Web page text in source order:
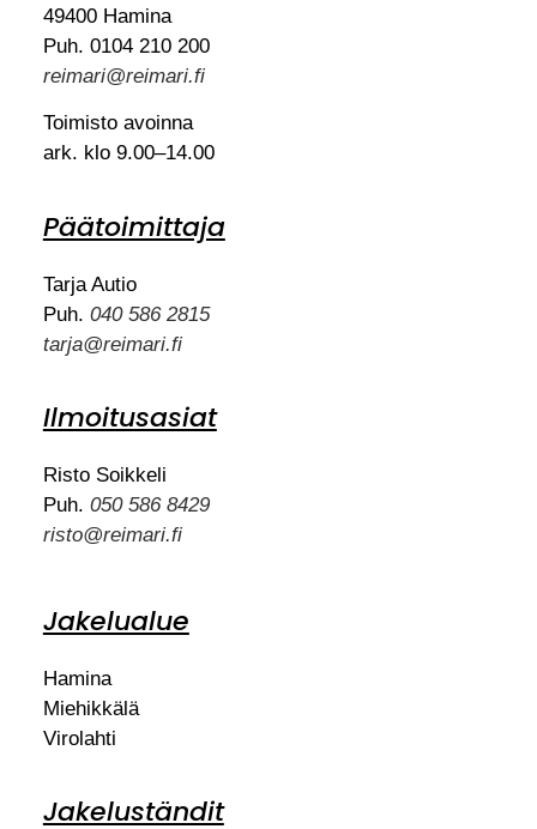
49400 Hamina
Puh. 0104 210 200
reimari@reimari.fi
Toimisto avoinna
ark. klo 9.00–14.00
Päätoimittaja
Tarja Autio
Puh. 040 586 2815
tarja@reimari.fi
Ilmoitusasiat
Risto Soikkeli
Puh. 050 586 8429
risto@reimari.fi
Jakelualue
Hamina
Miehikkälä
Virolahti
Jakeluständit